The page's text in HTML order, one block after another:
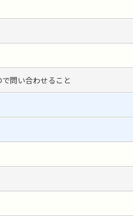
で問い合わせること